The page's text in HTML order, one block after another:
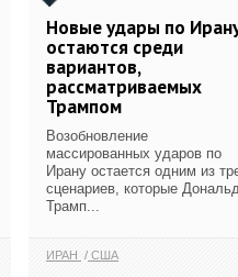
Новые удары по
остаются среди
вариантов,
рассматриваемых
Трампом
Возобновление
массированных ударов по
Ирану остается одним из
сценариев, которые
Трамп...
ИРАН США